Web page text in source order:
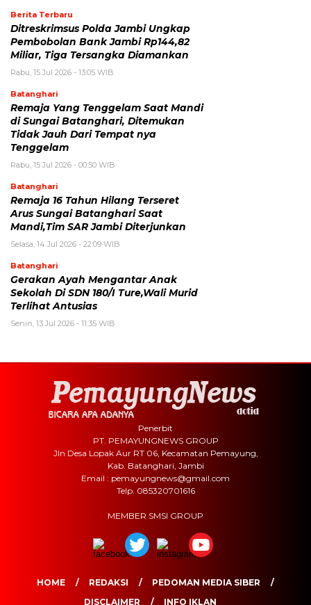
Berita Terbaru
Ditreskrimsus Polda Jambi Ungkap
Pembobolan Bank Jambi Rp144,82
Miliar, Tiga Tersangka Diamankan
Rabu, 15 Jul 2026 - 13:05 WIB
Batanghari
Remaja Yang Tenggelam Saat Mandi
di Sungai Batanghari, Ditemukan
Tidak Jauh Dari Tempat nya
Tenggelam
Rabu, 15 Jul 2026 - 00:50 WIB
Batanghari
Remaja 16 Tahun Hilang Terseret
Arus Sungai Batanghari Saat
Mandi,Tim SAR Jambi Diterjunkan
Selasa, 14 Jul 2026 - 22:09 WIB
Batanghari
Gerakan Ayah Mengantar Anak
Sekolah Di SDN 180/I Ture,Wali Murid
Terlihat Antusias
Senin, 13 Jul 2026 - 11:35 WIB
Penerbit
PT. PEMAYUNGNEWS GROUP
Jln Desa Lopak Aur RT 06, Kecamatan Pemayung,
Kab. Batanghari, Jambi
Email : pemayungnews@gmail.com
Telp. 085320701616
MEMBER SMSI GROUP
HOME REDAKSI
PEDOMAN MEDIA SIBER
DISCLAIMER
INFO IKLAN